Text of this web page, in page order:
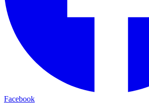
Facebook